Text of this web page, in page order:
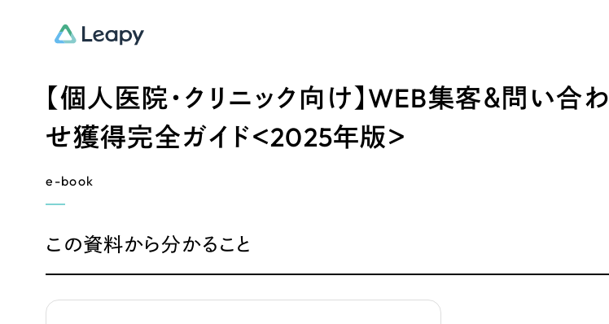
【個人医院・クリニック向け】WEB集客＆問い合わ
せ獲得完全ガイド＜2025年版＞
e-book
この資料から分かること